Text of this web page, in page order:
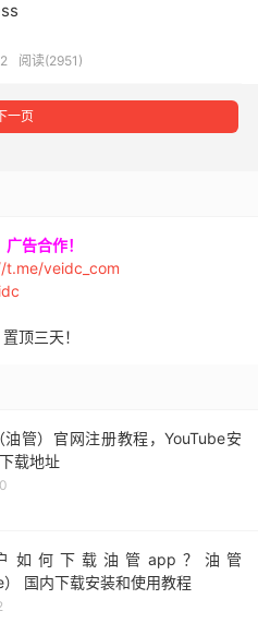
阅读(2951)
一页
告合作！
t.me/veidc_com
顶三天！
油管）官网注册教程，YouTube安
载地址
如何下载油管app？油管
） 国内下载安装和使用教程